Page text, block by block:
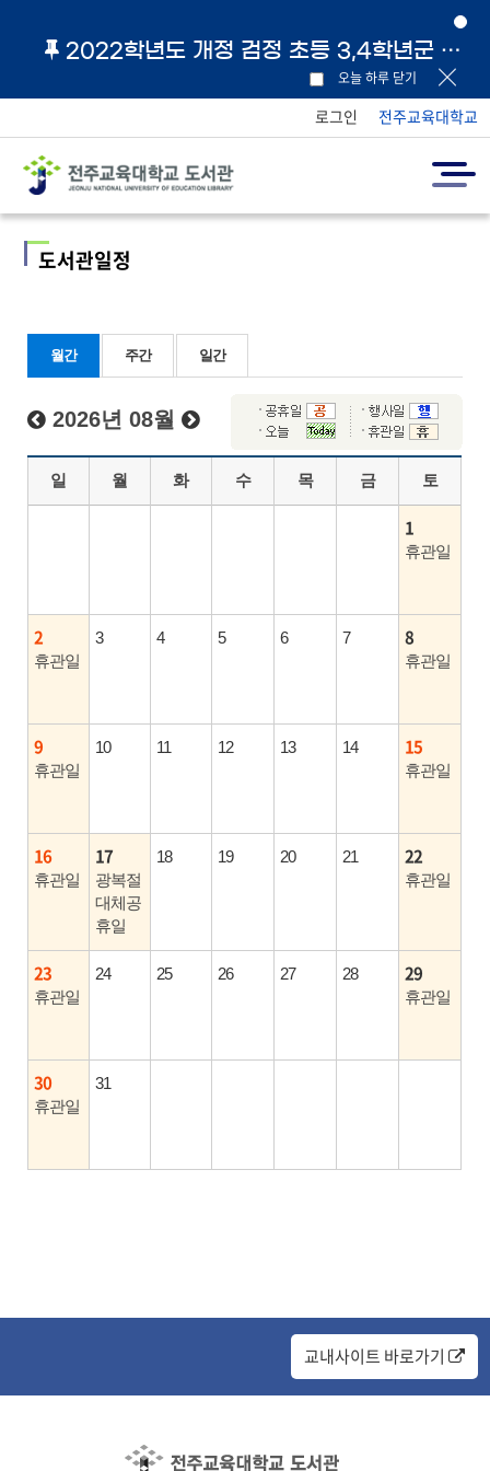
2022학년도 개정 검정 초등 3,4학년군 교과서 및 지도서 원문 링크 안내
오늘 하루 닫기
로그인 전주교육대학교
도서관일정
월간 주간 일간
2026년 08월
일 월 화 수 목 금 토
1
휴관일
2
휴관일
3 4 5 6 7 8
휴관일
9
휴관일
10 11 12 13 14 15
휴관일
16
휴관일
17
광복절
대체공
휴일
18 19 20 21 22
휴관일
23
휴관일
24 25 26 27 28 29
휴관일
30
휴관일
31
교내사이트 바로가기